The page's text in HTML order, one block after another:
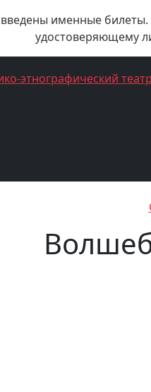
именные
удостоверяющему